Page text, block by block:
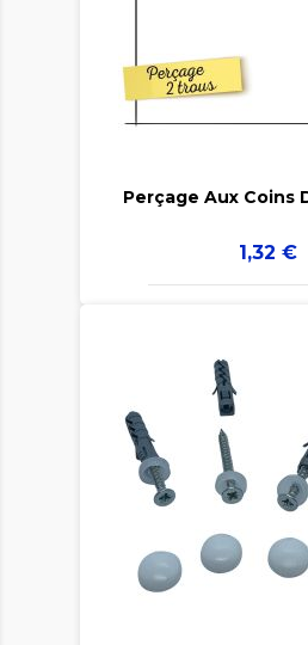
Perçage Aux Coins
Prix
1,32 €
